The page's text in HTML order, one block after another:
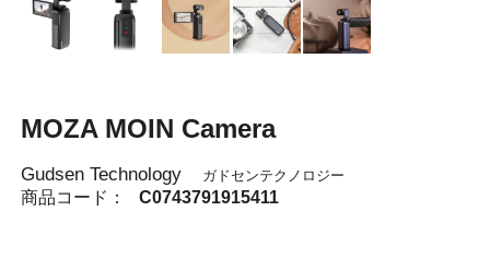
MOZA MOIN Camera
Gudsen Technology ガドセンテクノロジー
商品コード： C0743791915411